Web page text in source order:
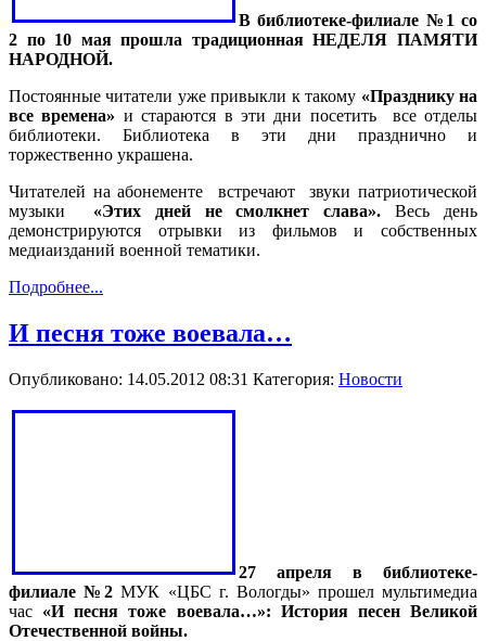
В библиотеке-филиале №1 со
2 по 10 мая прошла традиционная НЕДЕЛЯ ПАМЯТИ
НАРОДНОЙ.
Постоянные читатели уже привыкли к такому «Празднику на
все времена» и стараются в эти дни посетить
все отделы
библиотеки. Библиотека в эти дни празднично и
торжественно украшена.
Читателей на абонементе
встречают
звуки патриотической
музыки
«Этих дней не смолкнет слава». Весь день
демонстрируются отрывки из фильмов и собственных
медиаизданий военной тематики.
Подробнее...
И песня тоже воевала…
Опубликовано: 14.05.2012 08:31 Категория: Новости
27 апреля в библиотеке-
филиале №2 МУК «ЦБС г. Вологды» прошел мультимедиа
час «И песня тоже воевала…»: История песен Великой
Отечественной войны.